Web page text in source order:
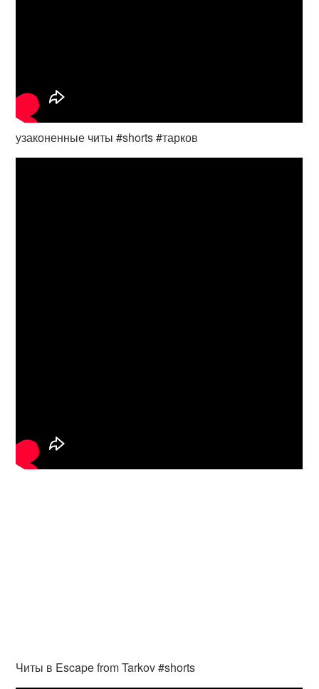
узаконенные читы #shorts #тарков
Читы в Escape from Tarkov #shorts